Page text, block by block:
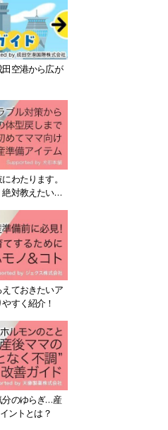
田空港から広が
わたります。
対教えたい！
ておきたいア
すく紹介！
分のゆらぎ…産
ントとは？